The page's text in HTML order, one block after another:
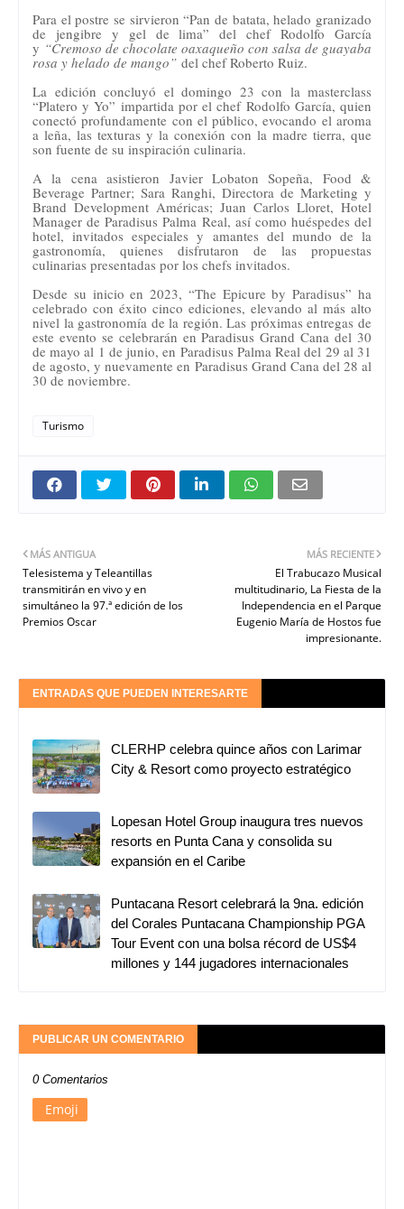
Para el postre se sirvieron “Pan de batata, helado granizado
de jengibre y gel de lima” del chef Rodolfo García
y “Cremoso de chocolate oaxaqueño con salsa de guayaba
rosa y helado de mango” del chef Roberto Ruiz.
La edición concluyó el domingo 23 con la masterclass
“Platero y Yo” impartida por el chef Rodolfo García, quien
conectó profundamente con el público, evocando el aroma
a leña, las texturas y la conexión con la madre tierra, que
son fuente de su inspiración culinaria.
A la cena asistieron Javier Lobaton Sopeña, Food &
Beverage Partner; Sara Ranghi, Directora de Marketing y
Brand Development Américas; Juan Carlos Lloret, Hotel
Manager de Paradisus Palma Real, así como huéspedes del
hotel, invitados especiales y amantes del mundo de la
gastronomía, quienes disfrutaron de las propuestas
culinarias presentadas por los chefs invitados.
Desde su inicio en 2023, “The Epicure by Paradisus” ha
celebrado con éxito cinco ediciones, elevando al más alto
nivel la gastronomía de la región. Las próximas entregas de
este evento se celebrarán en Paradisus Grand Cana del 30
de mayo al 1 de junio, en Paradisus Palma Real del 29 al 31
de agosto, y nuevamente en Paradisus Grand Cana del 28 al
30 de noviembre.
Turismo
MÁS RECIENTE
El Trabucazo Musical
multitudinario, La Fiesta de la
Independencia en el Parque
Eugenio María de Hostos fue
impresionante.
MÁS ANTIGUA
Telesistema y Teleantillas
transmitirán en vivo y en
simultáneo la 97.ª edición de los
Premios Oscar
ENTRADAS QUE PUEDEN INTERESARTE
CLERHP celebra quince años con Larimar
City & Resort como proyecto estratégico
Lopesan Hotel Group inaugura tres nuevos
resorts en Punta Cana y consolida su
expansión en el Caribe
Puntacana Resort celebrará la 9na. edición
del Corales Puntacana Championship PGA
Tour Event con una bolsa récord de US$4
millones y 144 jugadores internacionales
PUBLICAR UN COMENTARIO
0 Comentarios
Emoji